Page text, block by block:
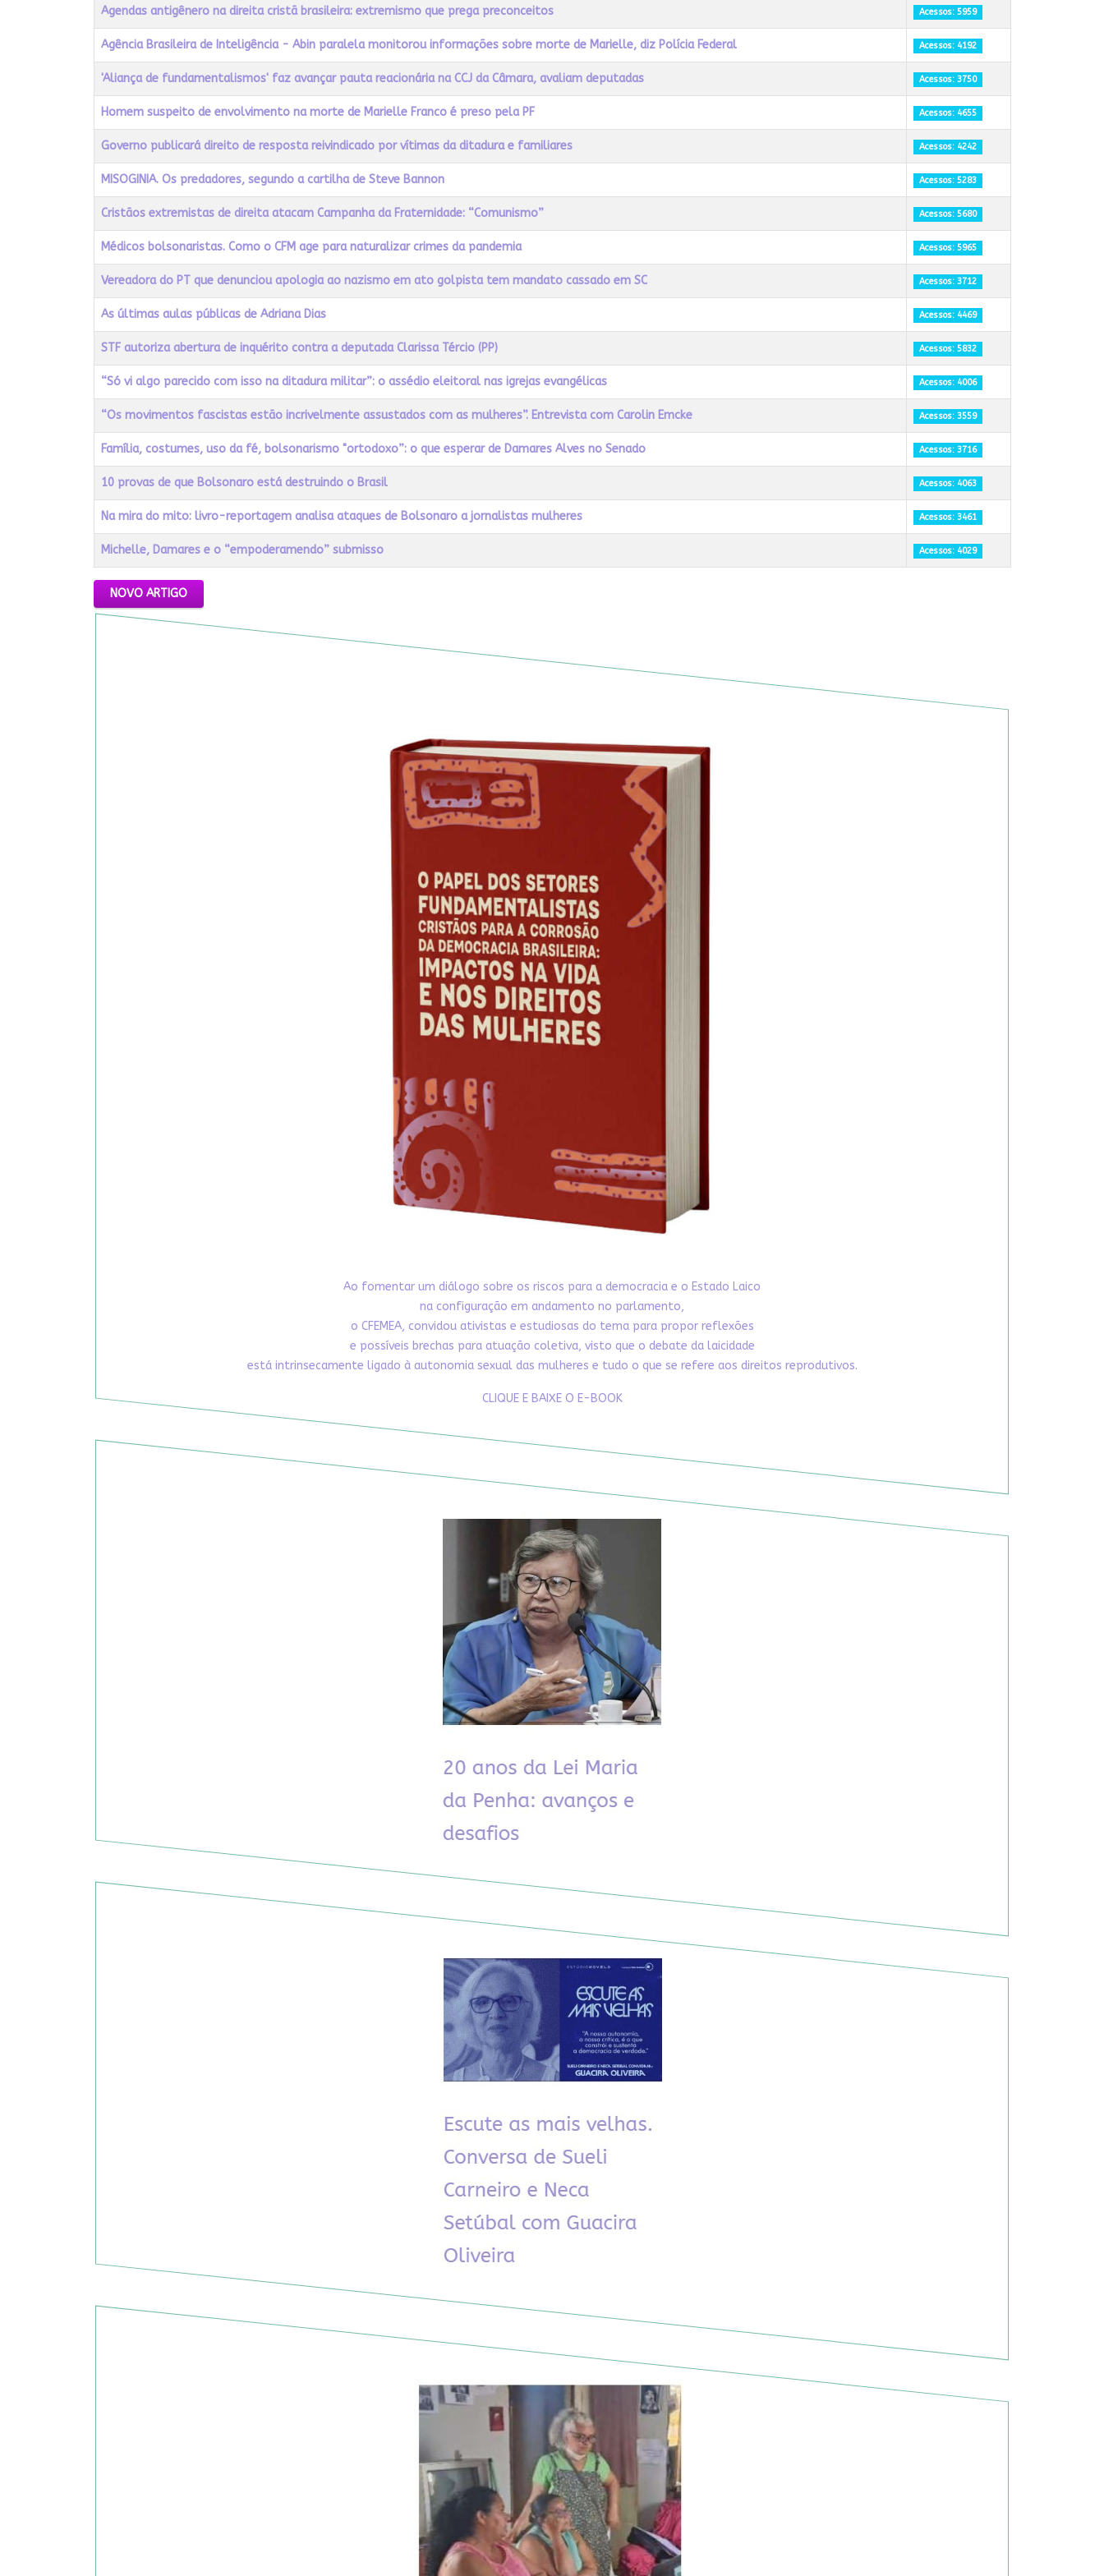
Título Acessos
Agendas antigênero na direita cristã brasileira: extremismo que prega preconceitos Acessos: 5959
Agência Brasileira de Inteligência - Abin paralela monitorou informações sobre morte de Marielle, diz Polícia Federal Acessos: 4192
'Aliança de fundamentalismos' faz avançar pauta reacionária na CCJ da Câmara, avaliam deputadas Acessos: 3750
Homem suspeito de envolvimento na morte de Marielle Franco é preso pela PF Acessos: 4655
Governo publicará direito de resposta reivindicado por vítimas da ditadura e familiares Acessos: 4242
MISOGINIA. Os predadores, segundo a cartilha de Steve Bannon Acessos: 5283
Cristãos extremistas de direita atacam Campanha da Fraternidade: “Comunismo” Acessos: 5680
Médicos bolsonaristas. Como o CFM age para naturalizar crimes da pandemia Acessos: 5965
Vereadora do PT que denunciou apologia ao nazismo em ato golpista tem mandato cassado em SC Acessos: 3712
As últimas aulas públicas de Adriana Dias Acessos: 4469
STF autoriza abertura de inquérito contra a deputada Clarissa Tércio (PP) Acessos: 5832
“Só vi algo parecido com isso na ditadura militar”: o assédio eleitoral nas igrejas evangélicas Acessos: 4006
“Os movimentos fascistas estão incrivelmente assustados com as mulheres”. Entrevista com Carolin Emcke Acessos: 3559
Família, costumes, uso da fé, bolsonarismo "ortodoxo”: o que esperar de Damares Alves no Senado Acessos: 3716
10 provas de que Bolsonaro está destruindo o Brasil Acessos: 4063
Na mira do mito: livro-reportagem analisa ataques de Bolsonaro a jornalistas mulheres Acessos: 3461
Michelle, Damares e o “empoderamendo” submisso Acessos: 4029
NOVO ARTIGO
Ao fomentar um diálogo sobre os riscos para a democracia e o Estado Laico
na configuração em andamento no parlamento,
o CFEMEA, convidou ativistas e estudiosas do tema para propor reflexões
e possíveis brechas para atuação coletiva, visto que o debate da laicidade
está intrinsecamente ligado à autonomia sexual das mulheres e tudo o que se refere aos direitos reprodutivos.
CLIQUE E BAIXE O E-BOOK